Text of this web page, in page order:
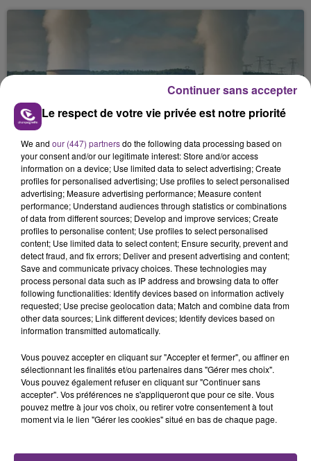
LA CENTRALE NUCLÉAIRE DE CHOOZ
TOUJOURS À L'ARRÊT
Cela fait déjà une semaine que la centrale
nucléaire ardennaise est à l'arrêt. Une situation
justifiée par la sécheresse intense qui est toujours
présente.
LE MAGASIN JOUÉCLUB DE REIMS FERME
SES PORTES
rémois. Le magasin JouéClub est contraint de
fermer ses portes.
TITRES DIFFUSÉS
Le respect de votre vie privée est notre priorité
We and our (447) partnersdo the following data processing based on
your consent and/or our legitimate interest: Store and/or access
information on a device; Use limited data to select advertising; Create
profiles for personalised advertising; Use profiles to select personalised
advertising; Measure advertising performance; Measure content
performance; Understand audiences through statistics or combinations
of data from different sources; Develop and improve services; Create
profiles to personalise content; Use profiles to select personalised
content; Use limited data to select content; Ensure security, prevent and
detect fraud, and fix errors; Deliver and present advertising and content;
Save and communicate privacy choices. These technologies may
process personal data such as IP address and browsing data to offer
following functionalities: Identify devices based on information actively
requested; Use precise geolocation data; Match and combine data from
other data sources; Link different devices; Identify devices based on
information transmitted automatically.
Vous pouvez accepter en cliquant sur "Accepter et fermer", ou affiner en
sélectionnant les finalités et/ou partenaires dans "Gérer mes choix".
Vous pouvez également refuser en cliquant sur "Continuer sans
accepter". Vos préférences ne s'appliqueront que pour ce site. Vous
pouvez mettre à jour vos choix, ou retirer votre consentement à tout
moment via le lien "Gérer les cookies" situé en bas de chaque page.
Continuer sans accepter